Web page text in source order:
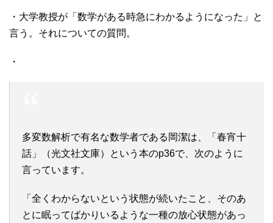
・大学教授が「数学がある時急にわかるようになった」と
言う。それについての質問。
・
多変数解析で有名な数学者である岡潔は、「春宵十
話」（光文社文庫）という本のp36で、次のように
言っています。
「全くわからないという状態が続いたこと、そのあ
とに眠ってばかりいるような一種の放心状態があっ